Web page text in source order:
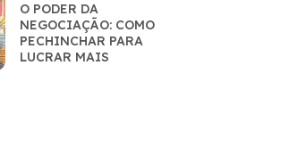
O PODER DA
NEGOCIAÇÃO: COMO
PECHINCHAR PARA
LUCRAR MAIS